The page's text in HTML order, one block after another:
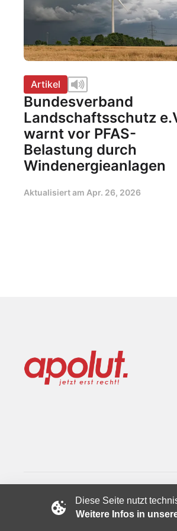
Artikel
Bundesverband
Landschaftsschutz
warnt vor PFAS-
Belastung durch
Windenergieanlagen
Aktualisiert am Apr. 26, 2026
Copyright © 2024 apolut | Jetzt erst
Diese Seite nutzt
Weitere Infos in